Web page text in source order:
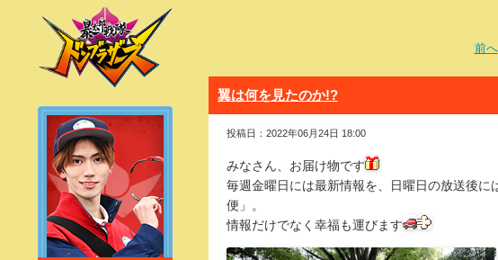
前へ
翼は何を見たのか!?
投稿日：2022年06月24日 18:00
みなさん、お届け物です
毎週金曜日には最新情報を、日曜日の放送後
便」。
情報だけでなく幸福も運びます